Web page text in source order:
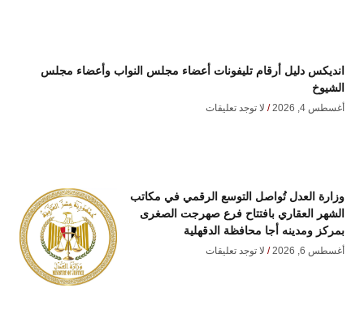
انديكس دليل أرقام تليفونات أعضاء مجلس النواب وأعضاء مجلس
الشيوخ
أغسطس 4, 2026 لا توجد تعليقات
وزارة العدل تُواصل التوسع الرقمي في مكاتب
الشهر العقاري بافتتاح فرع صهرجت الصغرى
بمركز ومدينه أجا محافظة الدقهلية
أغسطس 6, 2026 لا توجد تعليقات